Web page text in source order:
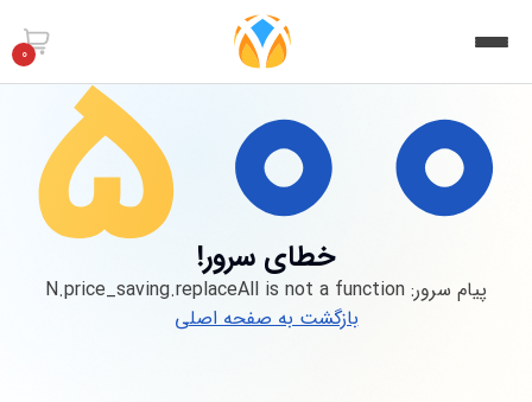
0
خطای سرور!
پیام سرور: N.price_saving.replaceAll is not a function
بازگشت به صفحه اصلی